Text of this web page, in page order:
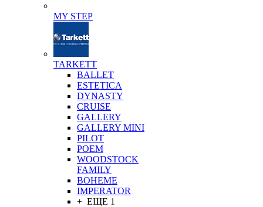
MY STEP
TARKETT
BALLET
ESTETICA
DYNASTY
CRUISE
GALLERY
GALLERY MINI
PILOT
POEM
WOODSTOCK
FAMILY
BOHEME
IMPERATOR
+ ЕЩЕ 1